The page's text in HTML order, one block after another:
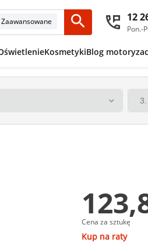
Zaawansowane 12
Pon.-
KosmetykiBlog
Cena za sztukę
Kup na raty